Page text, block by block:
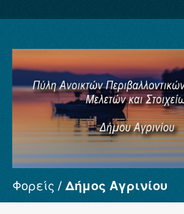
Σύνολα Δεδομένων
Φορείς
Φορείς Δήμος Αγρινίου